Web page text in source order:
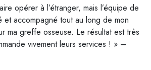
opérer à l’étranger, mais l’équipe de
et accompagné tout au long de mon
ma greffe osseuse. Le résultat est très
vivement leurs services ! » –